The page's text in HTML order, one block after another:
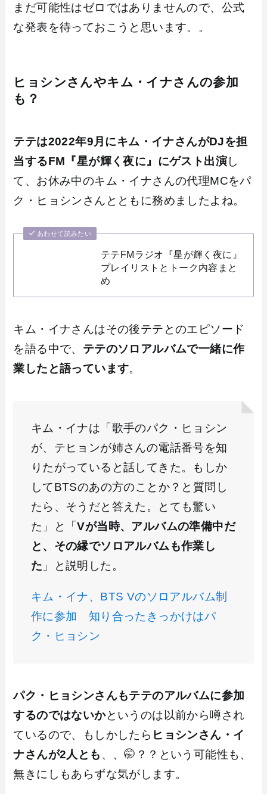
まだ可能性はゼロではありませんので、公式
な発表を待っておこうと思います。。
ヒョシンさんやキム・イナさんの参加
も？
テテは2022年9月にキム・イナさんがDJを担
当するFM『星が輝く夜に』にゲスト出演し
て、お休み中のキム・イナさんの代理MCをパ
ク・ヒョシンさんとともに務めましたよね。
あわせて読みたい
テテFMラジオ『星が輝く夜に』
プレイリストとトーク内容まと
め
キム・イナさんはその後テテとのエピソード
を語る中で、 テテのソロアルバムで一緒に作
業したと語っています。
キム・イナは「歌手のパク・ヒョシン
が、テヒョンが姉さんの電話番号を知
りたがっていると話してきた。もしか
してBTSのあの方のことか？と質問し
たら、そうだと答えた。とても驚い
た」と「Vが当時、アルバムの準備中だ
と、その縁でソロアルバムも作業し
た 」と説明した。
キム・イナ、BTS Vのソロアルバム制
作に参加 知り合ったきっかけはパ
ク・ヒョシン
パク・ヒョシンさんもテテのアルバムに参加
するのではないかというのは以前から噂され
ているので、もしかしたら ヒョシンさん・イ
ナさんが2人とも 、、🤭？？という可能性も、
無きにしもあらずな気がします。